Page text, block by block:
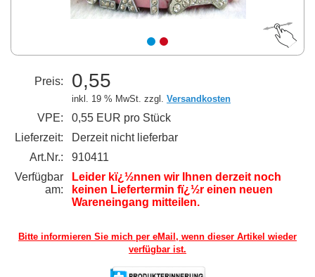
Preis: 0,55
inkl. 19 % MwSt. zzgl. Versandkosten
VPE:
0,55 EUR pro Stück
Lieferzeit:
Derzeit nicht lieferbar
Art.Nr.:
910411
Verfügbar
am:
Leider kï¿½nnen wir Ihnen derzeit noch
keinen Liefertermin fï¿½r einen neuen
Wareneingang mitteilen.
Bitte informieren Sie mich per eMail, wenn dieser Artikel wieder
verfügbar ist.